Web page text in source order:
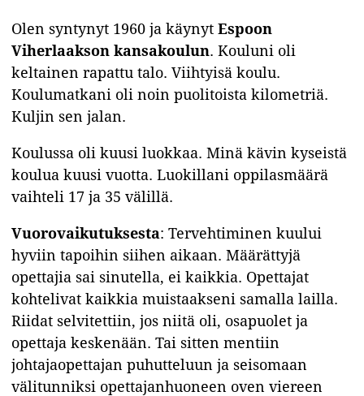
Olen syntynyt 1960 ja käynytEspoon
Viherlaakson kansakoulun. Kouluni oli
keltainen rapattu talo. Viihtyisä koulu.
Koulumatkani oli noin puolitoista kilometriä.
Kuljin sen jalan.
Koulussa oli kuusi luokkaa. Minä kävin kyseistä
koulua kuusi vuotta. Luokillani oppilasmäärä
vaihteli 17 ja 35 välillä.
Vuorovaikutuksesta: Tervehtiminen kuului
hyviin tapoihin siihen aikaan. Määrättyjä
opettajia sai sinutella, ei kaikkia. Opettajat
kohtelivat kaikkia muistaakseni samalla lailla.
Riidat selvitettiin, jos niitä oli, osapuolet ja
opettaja keskenään. Tai sitten mentiin
johtajaopettajan puhutteluun ja seisomaan
välitunniksi opettajanhuoneen oven viereen